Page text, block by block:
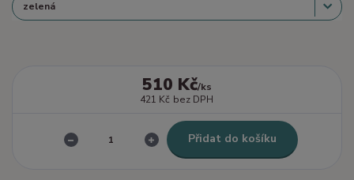
510 Kč/ks
421 Kč bez DPH
Přidat do košíku